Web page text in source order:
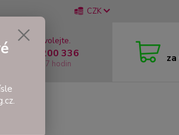
CZK
si rady? Zavolejte.
737 200 336
Pátek: 8 - 17 hodin za